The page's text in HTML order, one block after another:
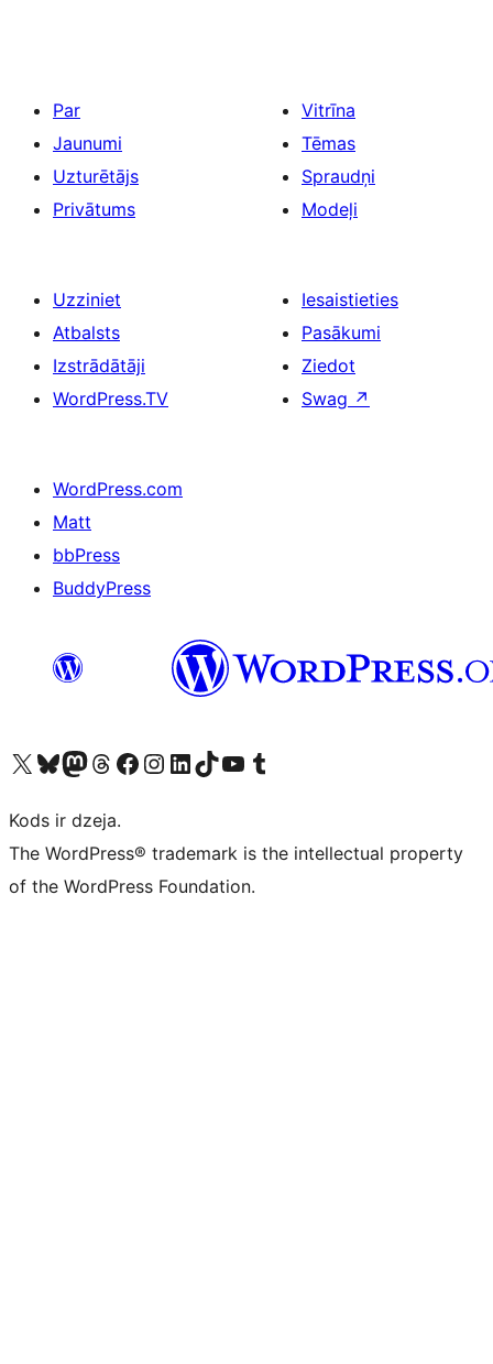
Par
Jaunumi
Uzturētājs
Privātums
Vitrīna
Tēmas
Spraudņi
Modeļi
Uzziniet
Atbalsts
Izstrādātāji
WordPress.TV
Iesaistieties
Pasākumi
Ziedot
Swag ↗
WordPress.com
Matt
bbPress
BuddyPress
Apmeklējiet mūsu X (agrāk Twitter) kontu
Apmeklējiet mūsu Bluesky kontu
Apmeklējiet mūsu Mastodon kontu
Apmeklējiet mūsu Threads kontu
Apmeklējiet mūsu Facebook lapuApmeklējiet mūsu Instagram kontu
Apmeklējiet mūsu LinkedIn kontu
Apmeklējiet mūsu TikTok kontu
Apmeklējiet mūsu YouTube kanālu
Apmeklējiet mūsu Tumblr kontu
Kods ir dzeja.
The WordPress® trademark is the intellectual property
of the WordPress Foundation.